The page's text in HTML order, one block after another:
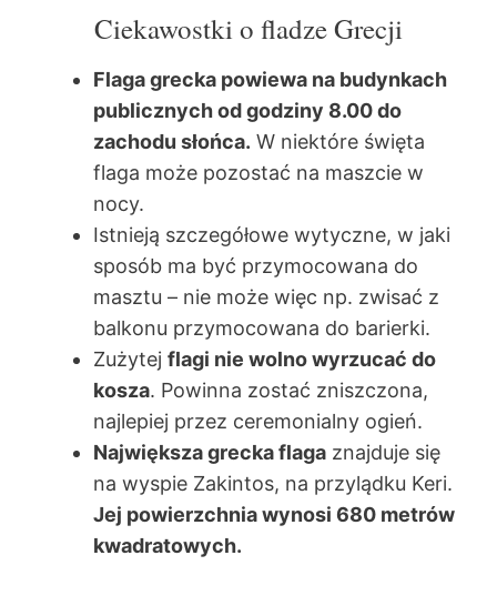
Ciekawostki o fladze Grecji
Flaga grecka powiewa na budynkach
publicznych od godziny 8.00 do
zachodu słońca. W niektóre święta
flaga może pozostać na maszcie w
nocy.
Istnieją szczegółowe wytyczne, w jaki
sposób ma być przymocowana do
masztu – nie może więc np. zwisać z
balkonu przymocowana do barierki.
Zużytej flagi nie wolno wyrzucać do
kosza. Powinna zostać zniszczona,
najlepiej przez ceremonialny ogień.
Największa grecka flaga znajduje się
na wyspie Zakintos, na przylądku Keri.
Jej powierzchnia wynosi 680 metrów
kwadratowych.